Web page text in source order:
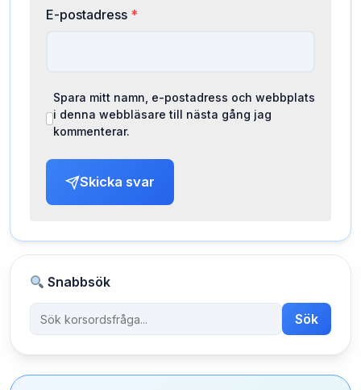
E-postadress *
Spara mitt namn, e-postadress och webbplats
i denna webbläsare till nästa gång jag
kommenterar.
Skicka svar
Snabbsök
Sök